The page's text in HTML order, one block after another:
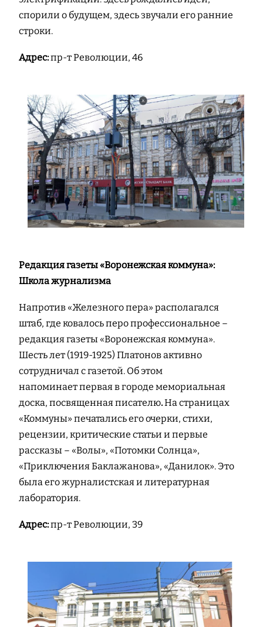
спорили о будущем, здесь звучали его ранние
строки.
Адрес:пр-т Революции, 46
Редакция газеты «Воронежская коммуна»:
Школа журнализма
Напротив «Железного пера» располагался
штаб, где ковалось перо профессиональное –
редакция газеты «Воронежская коммуна».
Шесть лет (1919-1925) Платонов активно
сотрудничал с газетой. Об этом
напоминает первая в городе мемориальная
доска, посвященная писателю.На страницах
«Коммуны» печатались его очерки, стихи,
рецензии, критические статьи и первые
рассказы – «Волы», «Потомки Солнца»,
«Приключения Баклажанова», «Данилок». Это
была его журналистская и литературная
лаборатория.
Адрес:пр-т Революции, 39